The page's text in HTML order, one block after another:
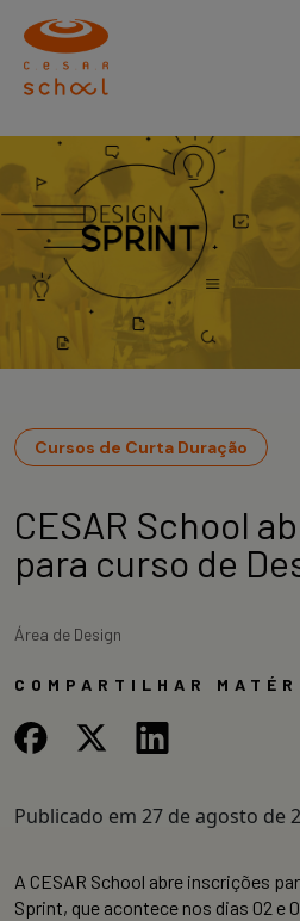
Cursos de Curta Duração
CESAR School
para curso de
Área de Design
COMPARTILHAR
Publicado em 27 de agosto de
A CESAR School abre inscrições
Sprint, que acontece nos dias 02 e